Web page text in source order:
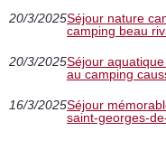
20/3/2025Séjour nature
camping beau
20/3/2025Séjour
au camping
16/3/2025Séjour
saint-georges-